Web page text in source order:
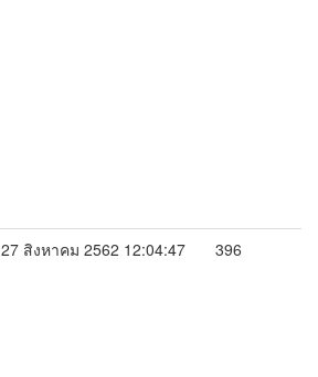
27 สิงหาคม 2562 12:04:47 396